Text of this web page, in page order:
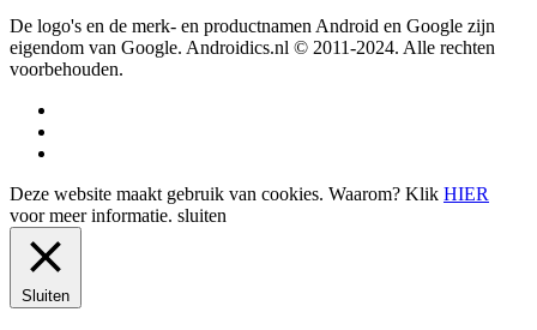
De logo's en de merk- en productnamen Android en Google zijn
eigendom van Google. Androidics.nl © 2011-2024. Alle rechten
voorbehouden.
Deze website maakt gebruik van cookies. Waarom? Klik HIER
voor meer informatie. sluiten
Sluiten